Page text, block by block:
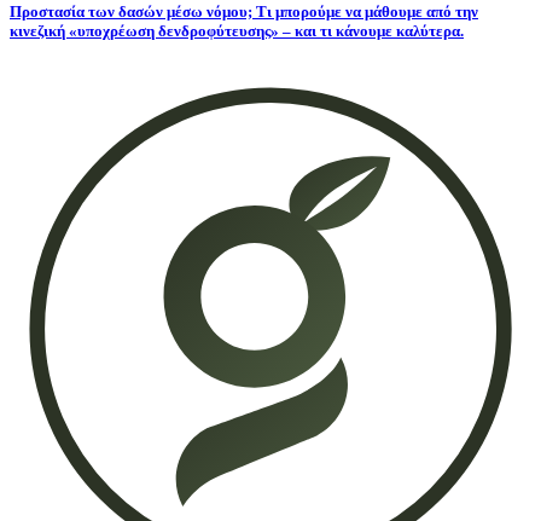
Προστασία των δασών μέσω νόμου; Τι μπορούμε να μάθουμε από την
κινεζική «υποχρέωση δενδροφύτευσης» – και τι κάνουμε καλύτερα.